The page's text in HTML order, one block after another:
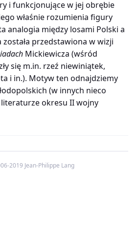
i funkcjonujące w jej obrębie
właśnie rozumienia figury
analogia między losami Polski a
przedstawiona w wizji
Mickiewicza (wśród
się m.in. rzeź niewiniątek,
i in.). Motyw ten odnajdziemy
(w innych nieco
okresu II wojny
2019 Jean-Philippe Lang